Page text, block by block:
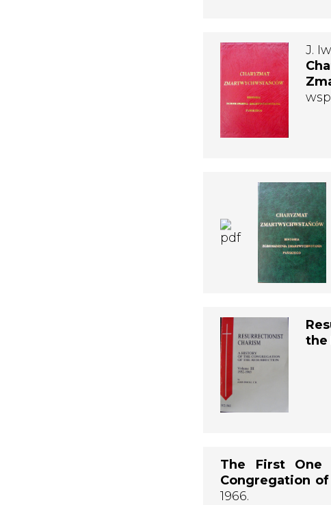
J.
the
The First
Congregation
1966.